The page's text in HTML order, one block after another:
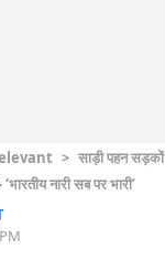
> साड़ी पहन सड़कों
नारी सब पर भारी’